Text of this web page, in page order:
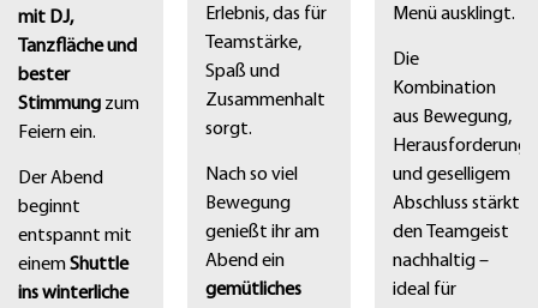
mit DJ,
Tanzfläche und
bester
Stimmung zum
Feiern ein.
Der Abend
beginnt
entspannt mit
einemShuttle
ins winterliche
Erlebnis, das für
Teamstärke,
Spaß und
Zusammenhalt
sorgt.
Nach so viel
Bewegung
genießt ihr am
Abend ein
gemütliches
Menü ausklingt.
Die
Kombination
aus Bewegung,
Herausforderung
und geselligem
Abschluss stärkt
den Teamgeist
nachhaltig –
ideal für